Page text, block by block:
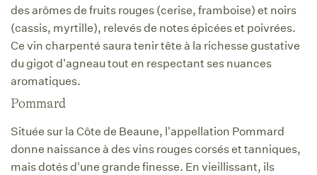
des arômes de fruits rouges (cerise, framboise) et noirs
(cassis, myrtille), relevés de notes épicées et poivrées.
Ce vin charpenté saura tenir tête à la richesse gustative
du gigot d'agneau tout en respectant ses nuances
aromatiques.
Pommard
Située sur la Côte de Beaune, l'appellation Pommard
donne naissance à des vins rouges corsés et tanniques,
mais dotés d'une grande finesse. En vieillissant, ils